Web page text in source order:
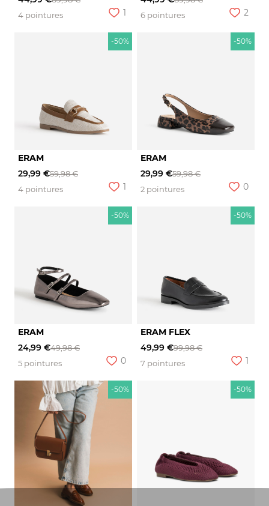
4 pointures
1
6 pointures
2
-50%
ERAM
29,99 €59,98 €
4 pointures
1
-50%
ERAM
29,99 €59,98 €
2 pointures
0
-50%
ERAM
24,99 €49,98 €
5 pointures
0
-50%
ERAM FLEX
49,99 €99,98 €
7 pointures
1
-50% -50%